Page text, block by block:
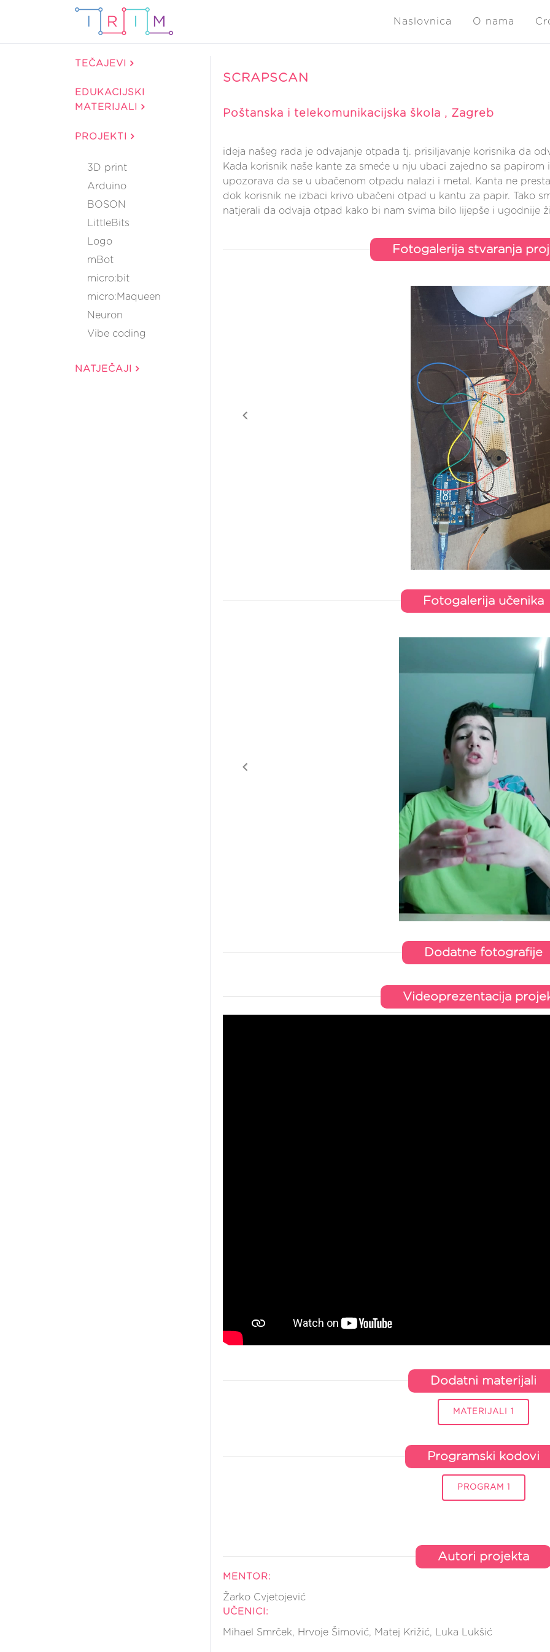
Naslovnica O nama
TEČAJEVI
EDUKACIJSKI
MATERIJALI
PROJEKTI
3D print
Arduino
BOSON
LittleBits
Logo
mBot
micro:bit
micro:Maqueen
Neuron
Vibe coding
NATJEČAJI
SCRAPSCAN
Poštanska i telekomunikacijska škola , Zagreb
ideja našeg rada je odvajanje otpada tj. prisiljavanje korisnika da
Kada korisnik naše kante za smeće u nju ubaci zajedno sa
upozorava da se u ubačenom otpadu nalazi i metal. Kanta ne
dok korisnik ne izbaci krivo ubačeni otpad u kantu za papir. Tako
natjerali da odvaja otpad kako bi nam svima bilo lijepše i ugodnije
Fotogalerija stvaranja
Fotogalerija učenika
Dodatne fotografije
Videoprezentacija
Dodatni materijali
MATERIJALI 1
Programski kodovi
PROGRAM 1
Autori projekta
MENTOR:
Žarko Cvjetojević
UČENICI:
Mihael Smrček, Hrvoje Šimović, Matej Križić, Luka Lukšić